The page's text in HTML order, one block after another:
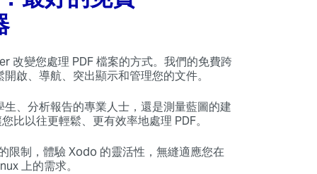
改變您處理 PDF 檔案的方式。我們的免費跨
啟、導航、突出顯示和管理您的文件。
、分析報告的專業人士，還是測量藍圖的建
比以往更輕鬆、更有效率地處理 PDF。
限制，體驗 Xodo 的靈活性，無縫適應您在
上的需求。